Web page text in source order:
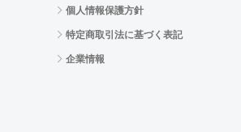
個人情報保護方針
特定商取引法に基づく表記
企業情報